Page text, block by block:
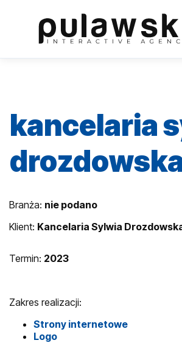
kancelaria
Branża: nie podano
Klient: Kancelaria Sylwia
Termin: 2023
Zakres realizacji:
Strony internetowe
Logo